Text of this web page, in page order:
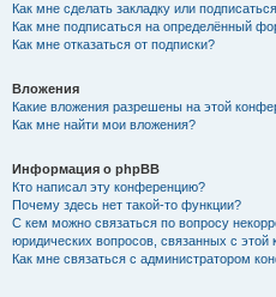
Как мне сделать закладку или
Как мне подписаться на определённый
Как мне отказаться от подписки?
Вложения
Какие вложения разрешены на этой
Как мне найти мои вложения?
Информация о phpBB
Кто написал эту конференцию?
Почему здесь нет такой-то функции?
С кем можно связаться по вопросу
юридических вопросов, связанных с этой
Как мне связаться с администратором